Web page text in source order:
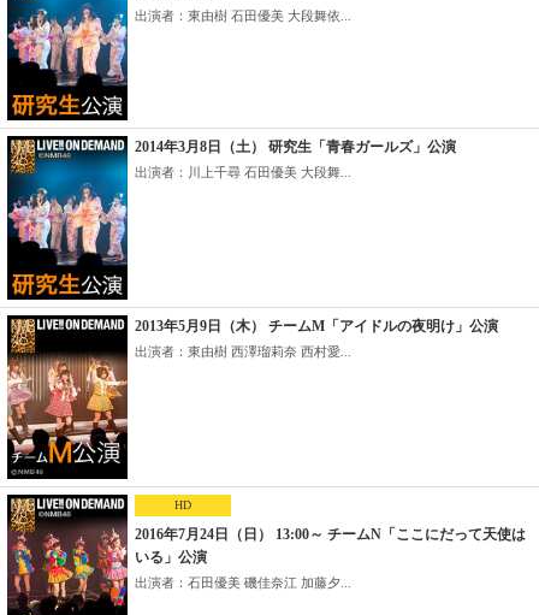
出演者：東由樹 石田優美 大段舞依...
2014年3月8日（土） 研究生「青春ガールズ」公演
出演者：川上千尋 石田優美 大段舞...
2013年5月9日（木） チームM「アイドルの夜明け」公演
出演者：東由樹 西澤瑠莉奈 西村愛...
HD
2016年7月24日（日） 13:00～ チームN「ここにだって天使は
いる」公演
出演者：石田優美 磯佳奈江 加藤夕...